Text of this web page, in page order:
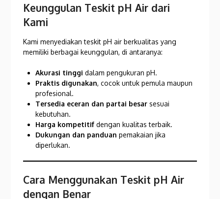
Keunggulan Teskit pH Air dari
Kami
Kami menyediakan teskit pH air berkualitas yang
memiliki berbagai keunggulan, di antaranya:
Akurasi tinggi dalam pengukuran pH.
Praktis digunakan, cocok untuk pemula maupun
profesional.
Tersedia eceran dan partai besar sesuai
kebutuhan.
Harga kompetitif dengan kualitas terbaik.
Dukungan dan panduan pemakaian jika
diperlukan.
Cara Menggunakan Teskit pH Air
dengan Benar